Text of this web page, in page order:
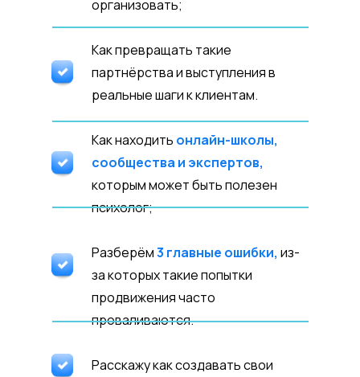
организовать;
Как превращать такие
партнёрства и выступления в
реальные шаги к клиентам.
Как находить онлайн-школы,
сообщества и экспертов,
которым может быть полезен
психолог;
Разберём3 главные ошибки, из-
за которых такие попытки
продвижения часто
проваливаются.
Расскажу как создавать свои